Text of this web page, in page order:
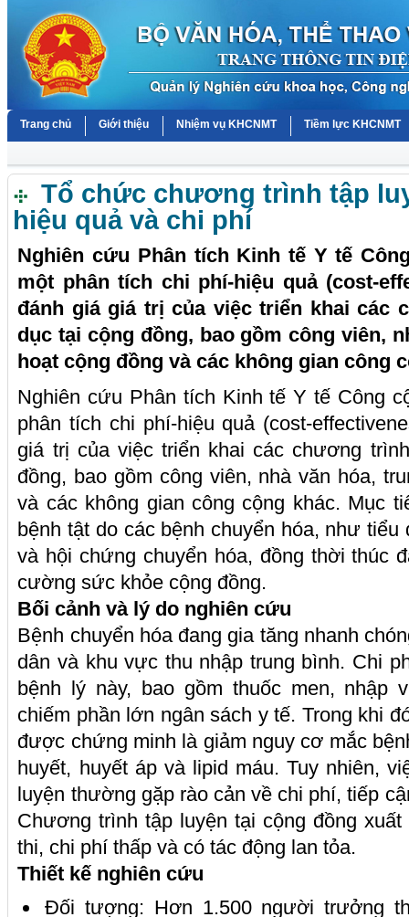
Trang chủ Giới thiệu Nhiệm vụ KHCNMT Tiềm lực KHCNMT
Tổ chức chương trình tập
hiệu quả và chi phí
Nghiên cứu Phân tích Kinh tế Y tế
một phân tích chi phí-hiệu quả (cost-
đánh giá giá trị của việc triển khai các
dục tại cộng đồng, bao gồm công viên,
hoạt cộng đồng và các không gian công
Nghiên cứu Phân tích Kinh tế Y tế Công
phân tích chi phí-hiệu quả (cost-
giá trị của việc triển khai các chương
đồng, bao gồm công viên, nhà văn hóa,
và các không gian công cộng khác. Mục
bệnh tật do các bệnh chuyển hóa, như
và hội chứng chuyển hóa, đồng thời thúc
cường sức khỏe cộng đồng.
Bối cảnh và lý do nghiên cứu
Bệnh chuyển hóa đang gia tăng nhanh
dân và khu vực thu nhập trung bình. Chi
bệnh lý này, bao gồm thuốc men, nhập
chiếm phần lớn ngân sách y tế. Trong khi
được chứng minh là giảm nguy cơ mắc
huyết, huyết áp và lipid máu. Tuy nhiên,
luyện thường gặp rào cản về chi phí, tiếp
Chương trình tập luyện tại cộng đồng
thi, chi phí thấp và có tác động lan tỏa.
Thiết kế nghiên cứu
Đối tượng: Hơn 1.500 người trưởng